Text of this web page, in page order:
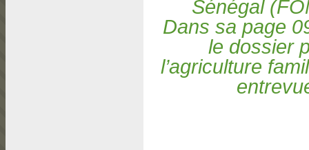
Sénégal
Dans sa page
le dossier
l’agriculture